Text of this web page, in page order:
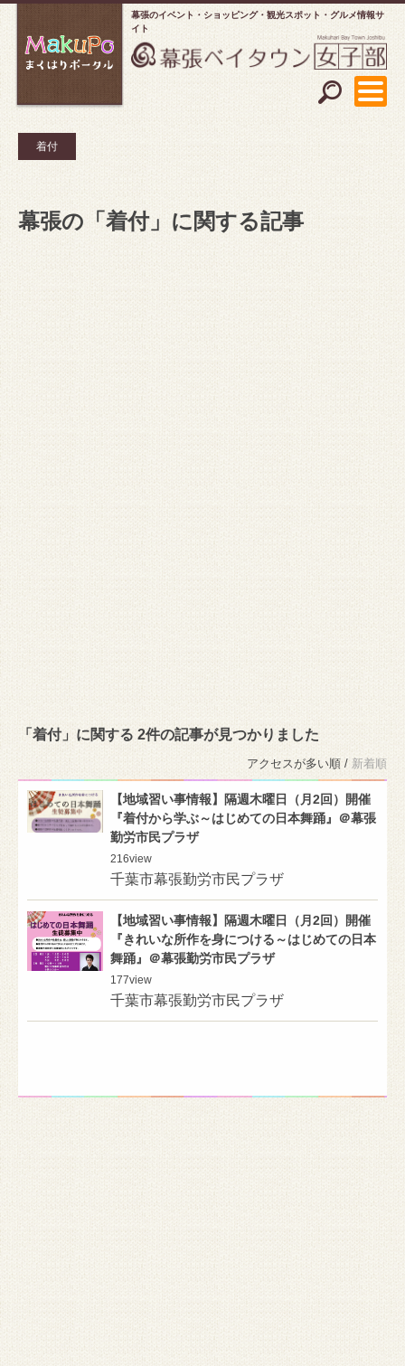
幕張のイベント・ショッピング
観光スポット・グルメ情報サ
イト
着付
幕張の「着付」に関する記事
「着付」に関する 2件の記事が見つかりました
アクセスが多い順 / 新着順
【地域習い事情報】隔週木曜日（月2回）開催
『着付から学ぶ～はじめての日本舞踊』＠幕張
勤労市民プラザ
216view
千葉市幕張勤労市民プラザ
【地域習い事情報】隔週木曜日（月2回）開催
『きれいな所作を身につける～はじめての日本
舞踊』＠幕張勤労市民プラザ
177view
千葉市幕張勤労市民プラザ